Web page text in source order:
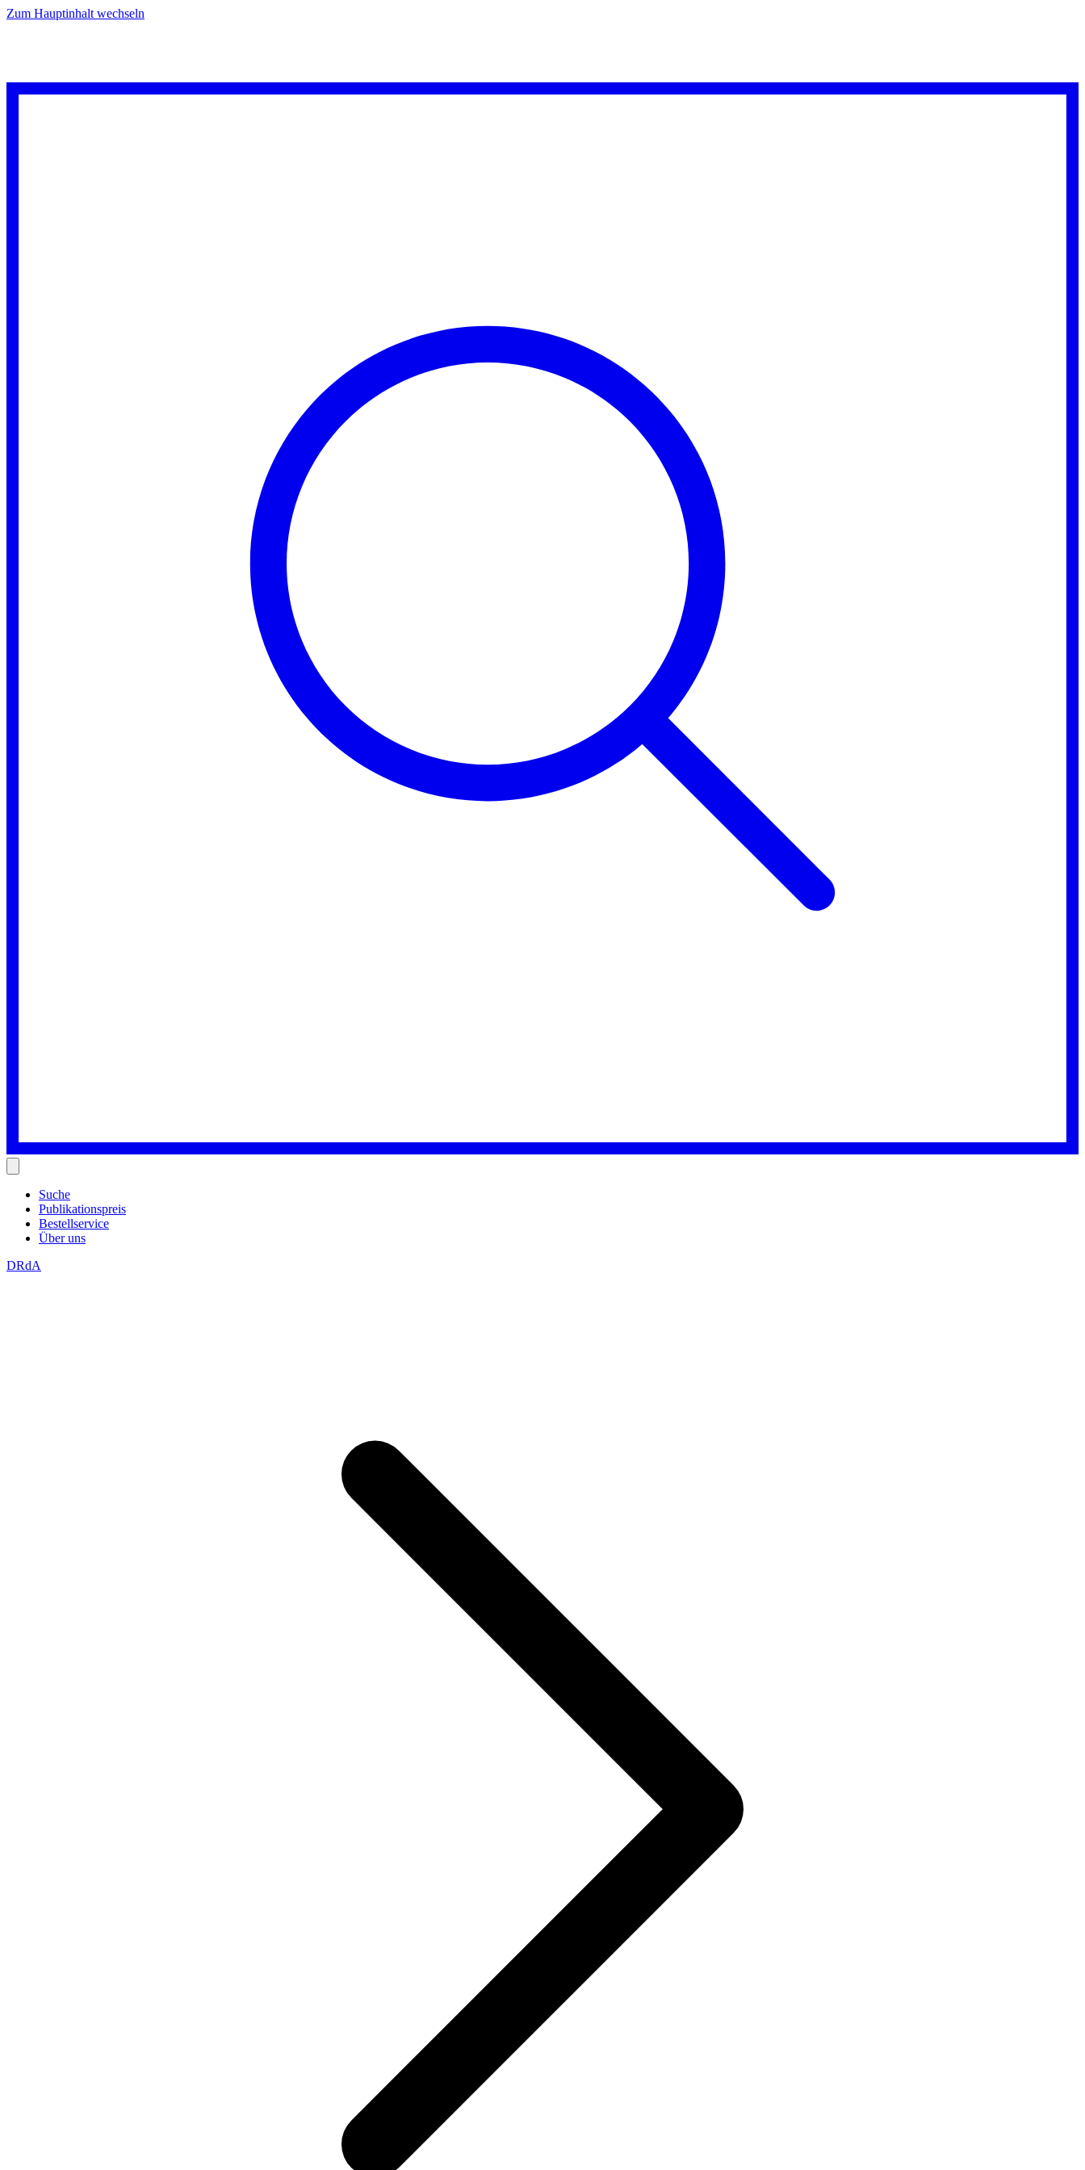
Zum Hauptinhalt wechseln
Suche
Publikationspreis
Bestellservice
Über uns
DRdA